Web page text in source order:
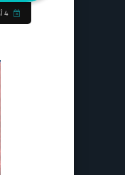
4 أكتوبر 2019